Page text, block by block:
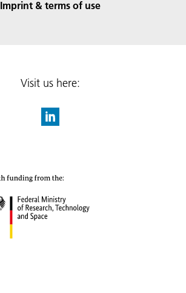
Imprint & terms of use
Visit us here: